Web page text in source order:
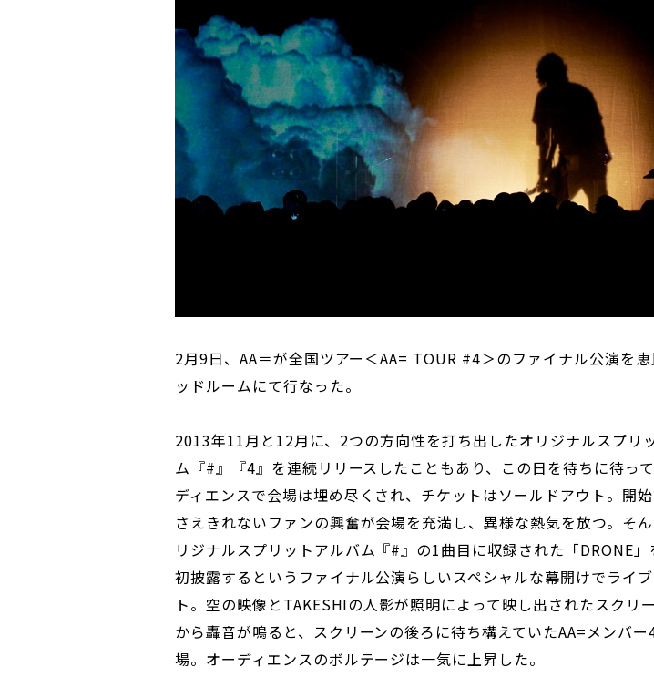
2月9日、AA＝が全国ツアー＜AA= TOUR #4＞のファイナル公演を
ッドルームにて行なった。
2013年11月と12月に、2つの方向性を打ち出したオリジナルスプリ
ム『#』『4』を連続リリースしたこともあり、この日を待ちに待っ
ディエンスで会場は埋め尽くされ、チケットはソールドアウト。開
さえきれないファンの興奮が会場を充満し、異様な熱気を放つ。そ
リジナルスプリットアルバム『#』の1曲目に収録された「DRONE
初披露するというファイナル公演らしいスペシャルな幕開けでライ
ト。空の映像とTAKESHIの人影が照明によって映し出されたスクリ
から轟音が鳴ると、スクリーンの後ろに待ち構えていたAA=メンバー
場。オーディエンスのボルテージは一気に上昇した。